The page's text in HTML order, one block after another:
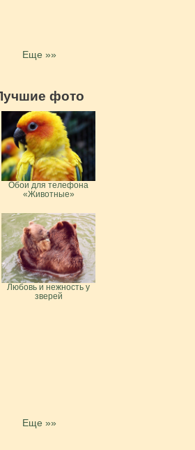
Еще »»
фото
Обои для телефона
«Животные»
Любовь и нежность у
зверей
Еще »»